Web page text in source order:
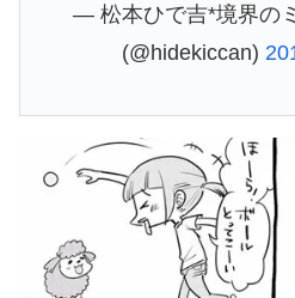
— 松本ひで吉*境界の
(@hidekiccan)